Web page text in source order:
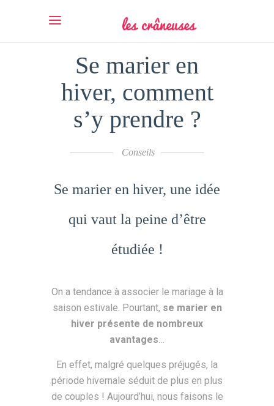
Se marier en
hiver, comment
s’y prendre ?
Conseils
Se marier en hiver, une idée
qui vaut la peine d’être
étudiée !
On a tendance à associer le mariage à la
saison estivale. Pourtant, se marier en
hiver présente de nombreux
avantages…
En effet, malgré quelques préjugés, la
période hivernale séduit de plus en plus
de couples ! Aujourd’hui, nous faisons le